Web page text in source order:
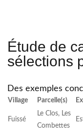
Étude de
sélections
Des exemples
Village Parcelle(s)
Fuissé
Le Clos, Les
Combettes